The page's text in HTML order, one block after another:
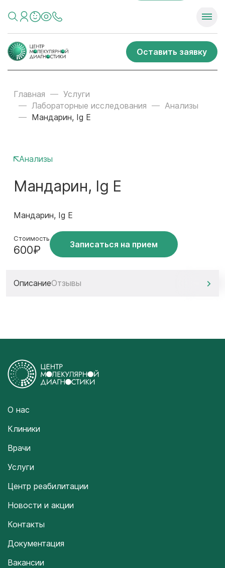
Оставить заявку
Главная
Услуги
Лабораторные исследования
Анализы
Мандарин, Ig E
Анализы
Мандарин, Ig E
Мандарин, Ig E
Стоимость
600₽ Записаться на прием
ОписаниеОтзывы
О нас
Клиники
Врачи
Услуги
Центр реабилитации
Новости и акции
Контакты
Документация
Вакансии